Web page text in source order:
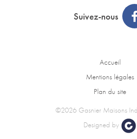
Suivez-nous
Accueil
Mentions légales
Plan du site
©2026 Gasnier Maisons
Designed by